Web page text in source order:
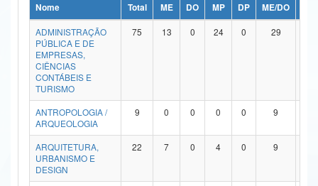
Ministério da Ciência, Tecnologia, Inovações e Comunicações
Ministério do Meio Ambiente
Ministério do Turismo
Ministério do Desenvolvimento Regional
Controladoria-Geral da União
Ministério da Mulher, da Família e dos Direitos Humanos
Nome Total ME DO MP DP ME/DO
ADMINISTRAÇÃO
PÚBLICA E DE
EMPRESAS,
CIÊNCIAS
CONTÁBEIS E
TURISMO
75 13 0 24 0 29
ANTROPOLOGIA /
ARQUEOLOGIA
9 0 0 0 0 9
ARQUITETURA,
URBANISMO E
DESIGN
22 7 0 4 0 9